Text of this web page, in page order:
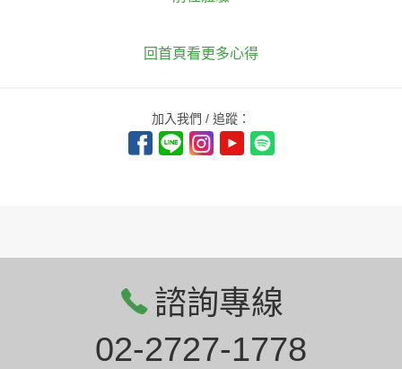
回首頁看更多心得
加入我們 / 追蹤：
諮詢專線
02-2727-1778